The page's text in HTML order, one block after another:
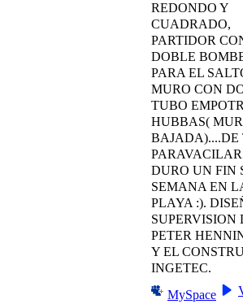
REDONDO Y
CUADRADO,
PARTIDOR
DOBLE
PARA EL
MURO CON
TUBO
HUBBAS(
BAJADA)....DE
DURO UN FIN
SEMANA EN
PLAYA :).
SUPERVISION
PETER
Y EL
INGETEC.
MySpace